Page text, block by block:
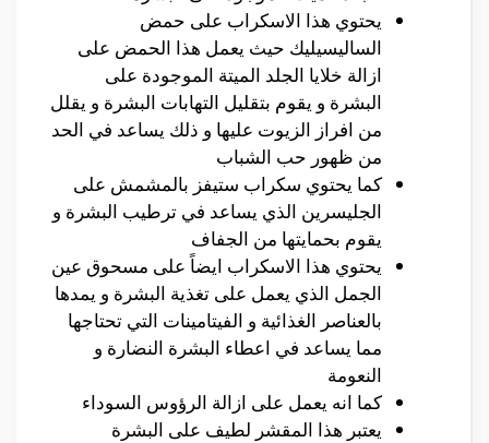
يحتوي هذا الاسكراب على حمض
الساليسيليك حيث يعمل هذا الحمض على
ازالة خلايا الجلد الميتة الموجودة على
البشرة و يقوم بتقليل التهابات البشرة و يقلل
من افراز الزيوت عليها و ذلك يساعد في الحد
من ظهور حب الشباب
كما يحتوي سكراب ستيفز بالمشمش على
الجليسرين الذي يساعد في ترطيب البشرة و
يقوم بحمايتها من الجفاف
يحتوي هذا الاسكراب ايضاً على مسحوق عين
الجمل الذي يعمل على تغذية البشرة و يمدها
بالعناصر الغذائية و الفيتامينات التي تحتاجها
مما يساعد في اعطاء البشرة النضارة و
النعومة
كما انه يعمل على ازالة الرؤوس السوداء
يعتبر هذا المقشر لطيف على البشرة